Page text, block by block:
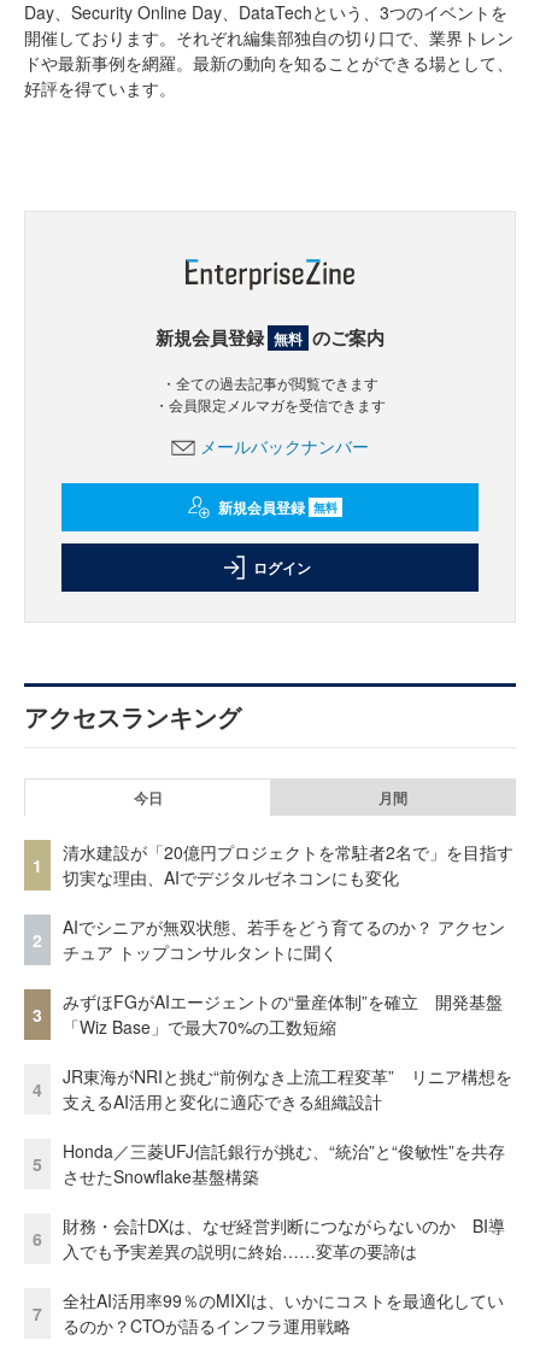
Day、Security Online Day、DataTechという、3つのイベントを
開催しております。それぞれ編集部独自の切り口で、業界トレン
ドや最新事例を網羅。最新の動向を知ることができる場として、
好評を得ています。
新規会員登録 無料 のご案内
・全ての過去記事が閲覧できます
・会員限定メルマガを受信できます
メールバックナンバー
新規会員登録 無料
ログイン
アクセスランキング
今日 月間
1
清水建設が「20億円プロジェクトを常駐者2名で」を目指す
切実な理由、AIでデジタルゼネコンにも変化
2
AIでシニアが無双状態、若手をどう育てるのか？ アクセン
チュア トップコンサルタントに聞く
3
みずほFGがAIエージェントの“量産体制”を確立 開発基盤
「Wiz Base」で最大70%の工数短縮
4
JR東海がNRIと挑む“前例なき上流工程変革” リニア構想を
支えるAI活用と変化に適応できる組織設計
5
Honda／三菱UFJ信託銀行が挑む、“統治”と“俊敏性”を共存
させたSnowflake基盤構築
6
財務・会計DXは、なぜ経営判断につながらないのか BI導
入でも予実差異の説明に終始……変革の要諦は
7
全社AI活用率99％のMIXIは、いかにコストを最適化してい
るのか？CTOが語るインフラ運用戦略